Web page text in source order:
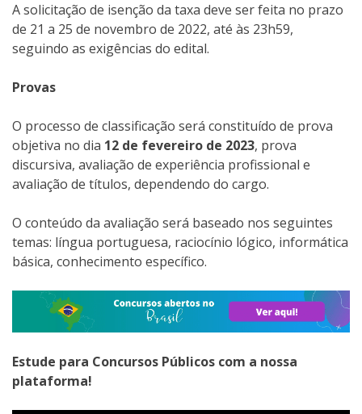
A solicitação de isenção da taxa deve ser feita no prazo
de 21 a 25 de novembro de 2022, até às 23h59,
seguindo as exigências do edital.
Provas
O processo de classificação será constituído de prova
objetiva no dia 12 de fevereiro de 2023, prova
discursiva, avaliação de experiência profissional e
avaliação de títulos, dependendo do cargo.
O conteúdo da avaliação será baseado nos seguintes
temas: língua portuguesa, raciocínio lógico, informática
básica, conhecimento específico.
Estude para Concursos Públicos com a nossa
plataforma!